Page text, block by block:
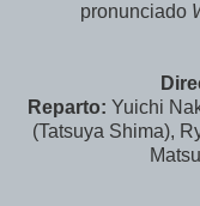
pronunciado
Reparto: Yuichi
(Tatsuya Shima),